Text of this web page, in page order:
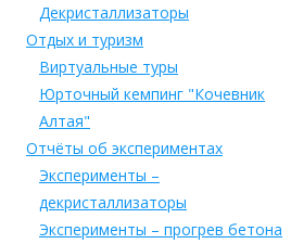
Декристаллизаторы
Отдых и туризм
Виртуальные туры
Юрточный кемпинг "Кочевник
Алтая"
Отчёты об экспериментах
Эксперименты –
декристаллизаторы
Эксперименты – прогрев бетона